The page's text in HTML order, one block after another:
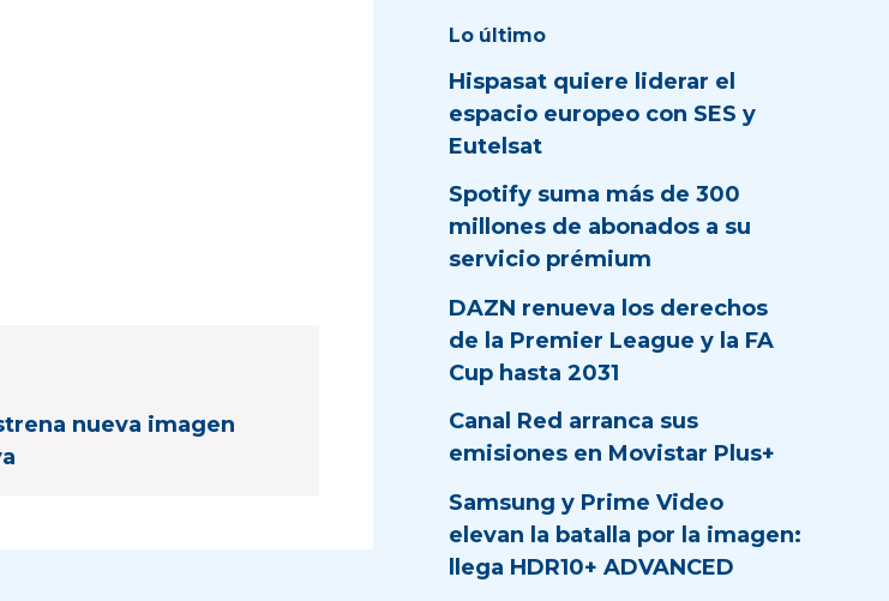
nueva imagen
Lo último
Hispasat quiere liderar el
espacio europeo con SES y
Eutelsat
Spotify suma más de 300
millones de abonados a su
servicio prémium
DAZN renueva los derechos
de la Premier League y la FA
Cup hasta 2031
Canal Red arranca sus
emisiones en Movistar Plus+
Samsung y Prime Video
elevan la batalla por la imagen:
llega HDR10+ ADVANCED